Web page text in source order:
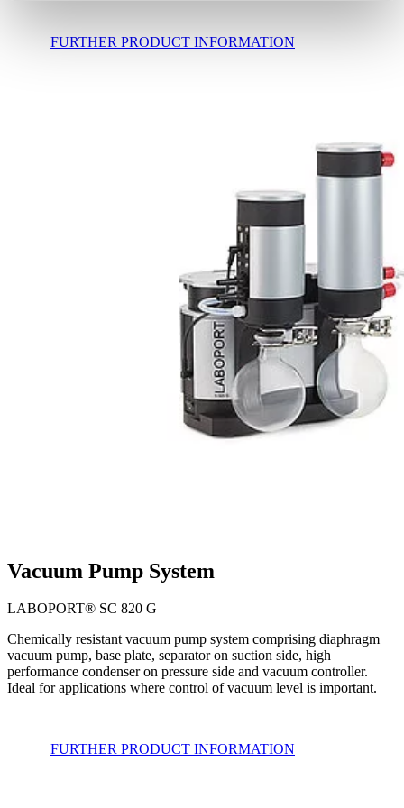
FURTHER PRODUCT INFORMATION
Vacuum Pump System
LABOPORT® SC 820 G
Chemically resistant vacuum pump system comprising diaphragm
vacuum pump, base plate, separator on suction side, high
performance condenser on pressure side and vacuum controller.
Ideal for applications where control of vacuum level is important.
FURTHER PRODUCT INFORMATION